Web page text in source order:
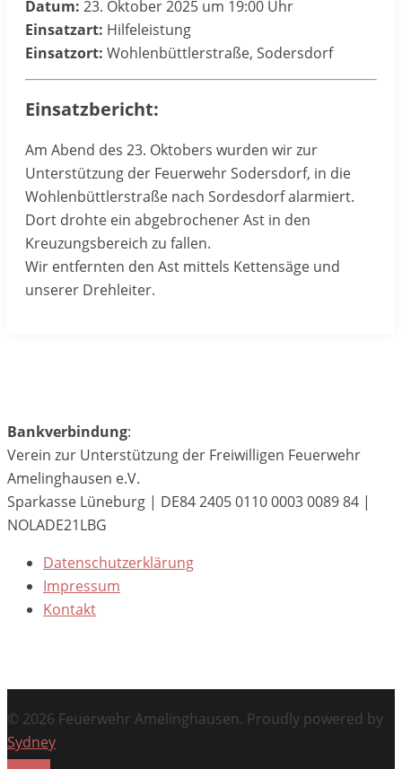
Datum: 23. Oktober 2025 um 19:00 Uhr
Einsatzart: Hilfeleistung
Einsatzort: Wohlenbüttlerstraße, Sodersdorf
Einsatzbericht:
Am Abend des 23. Oktobers wurden wir zur
Unterstützung der Feuerwehr Sodersdorf, in die
Wohlenbüttlerstraße nach Sordesdorf alarmiert.
Dort drohte ein abgebrochener Ast in den
Kreuzungsbereich zu fallen.
Wir entfernten den Ast mittels Kettensäge und
unserer Drehleiter.
Bankverbindung:
Verein zur Unterstützung der Freiwilligen Feuerwehr
Amelinghausen e.V.
Sparkasse Lüneburg | DE84 2405 0110 0003 0089 84 |
NOLADE21LBG
Datenschutzerklärung
Impressum
Kontakt
© 2026 Feuerwehr Amelinghausen. Proudly powered by
Sydney